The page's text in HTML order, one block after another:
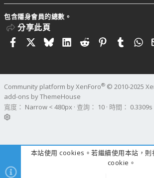
包含隱身會員的總數。
分享此頁
FacebookBlueskyLinkedIn
RedditPinterest
Community platform by XenForo® © 2010-2025
add-ons by ThemeHouse
寬度
查詢 10 時間 0.3309s
本站使用 cookies。若繼續使用本站，則
cookie。